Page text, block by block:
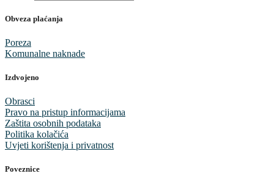
Obveza plaćanja
Poreza
Komunalne naknade
Izdvojeno
Obrasci
Pravo na pristup informacijama
Zaštita osobnih podataka
Politika kolačića
Uvjeti korištenja i privatnost
Poveznice